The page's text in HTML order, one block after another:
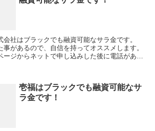
社はブラックでも融資可能なサラ金です。
があるので、自信を持ってオススメします。
ージからネットで申し込みした後に電話があ
壱福はブラックでも融資可能なサ
ラ金です！